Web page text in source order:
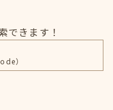
できます！
）